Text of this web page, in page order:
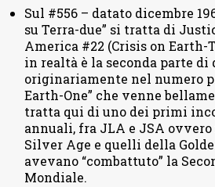
Sul #556 – datato dicembre
su Terra-due” si tratta di
America #22 (Crisis on Earth-
in realtà è la seconda parte
originariamente nel numero
Earth-One” che venne
tratta qui di uno dei primi
annuali, fra JLA e JSA
Silver Age e quelli della
avevano “combattuto” la
Mondiale.